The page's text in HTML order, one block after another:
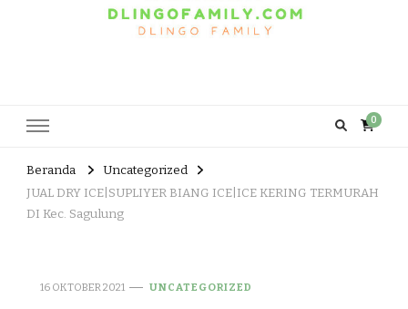
0
Beranda
Uncategorized
JUAL DRY ICE|SUPLIYER BIANG ICE|ICE KERING TERMURAH
DI Kec. Sagulung
16 OKTOBER 2021 UNCATEGORIZED